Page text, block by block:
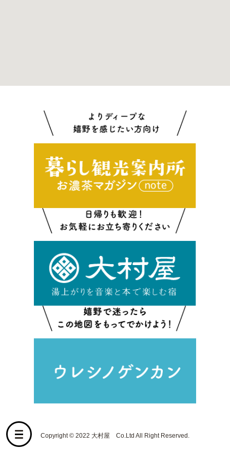
メ
Copyright © 2022 大村屋 Co.Ltd All Right Reserved.